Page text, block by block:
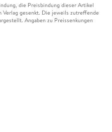
die Preisbindung dieser Artikel
Verlag gesenkt. Die jeweils zutreffende
Angaben zu Preissenkungen